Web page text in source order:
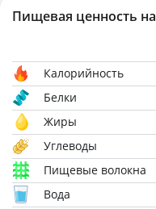
Пищевая ценность на
Калорийность
Белки
Жиры
Углеводы
Пищевые волокна
Вода